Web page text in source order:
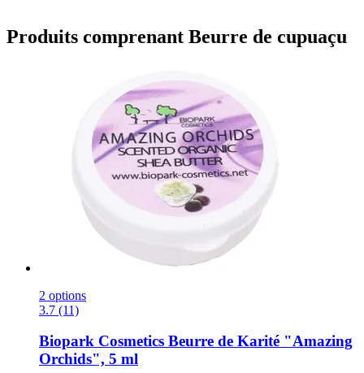
Produits comprenant Beurre de cupuaçu
2 options
3.7 (11)
Biopark Cosmetics Beurre de Karité "Amazing
Orchids", 5 ml